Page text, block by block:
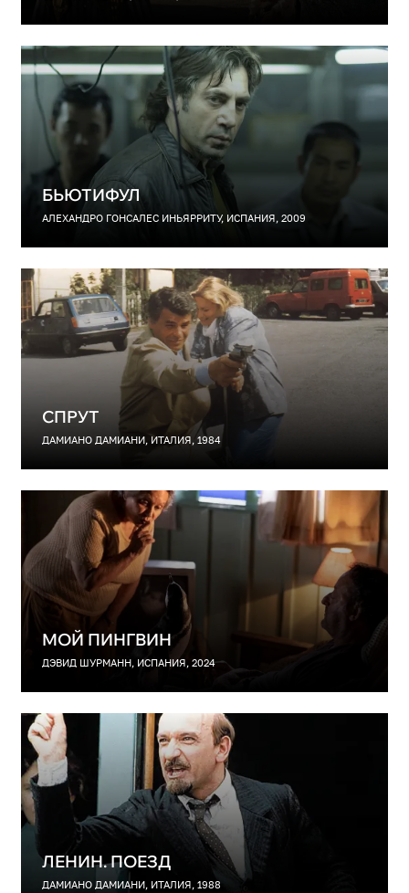
БЬЮТИФУЛ
АЛЕХАНДРО ГОНСАЛЕС ИНЬЯРРИТУ, ИСПАНИЯ, 2009
СПРУТ
ДАМИАНО ДАМИАНИ, ИТАЛИЯ, 1984
МОЙ ПИНГВИН
ДЭВИД ШУРМАНН, ИСПАНИЯ, 2024
ЛЕНИН. ПОЕЗД
ДАМИАНО ДАМИАНИ, ИТАЛИЯ, 1988